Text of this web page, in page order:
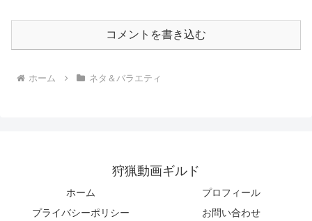
コメントを書き込む
ホーム ネタ＆バラエティ
狩猟動画ギルド
ホーム
プロフィール
プライバシーポリシー
お問い合わせ